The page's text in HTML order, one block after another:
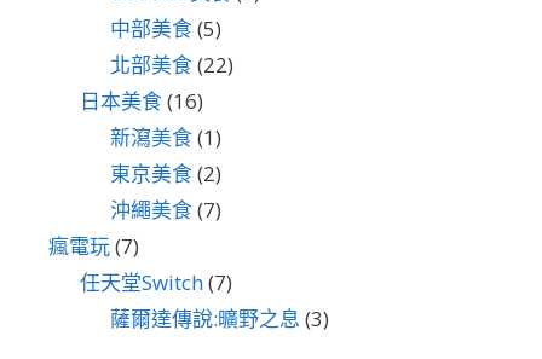
中部美食(5)
北部美食(22)
日本美食(16)
新瀉美食(1)
東京美食(2)
沖繩美食(7)
瘋電玩(7)
任天堂Switch(7)
薩爾達傳說:曠野之息 (3)